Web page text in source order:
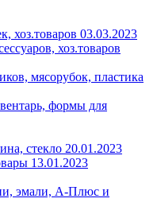
хоз.товаров 03.03.2023
хоз.товаров
мясорубок, пластика
формы для
стекло 20.01.2023
13.01.2023
эмали, А-Плюс и